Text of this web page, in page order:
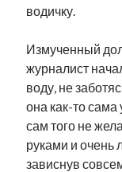
водичку.
Измученный
журналист
воду, не
она как-то
сам того не
руками и очень
зависнув